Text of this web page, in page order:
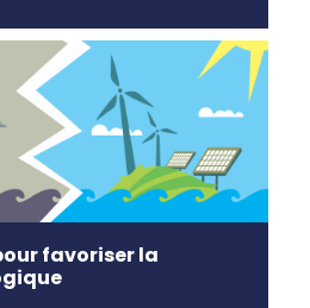
favoriser la